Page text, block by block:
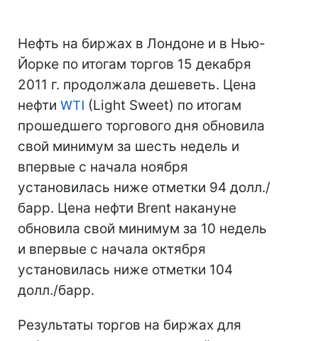
Нефть на биржах в Лондоне и в Нью-
Йорке по итогам торгов 15 декабря
2011 г. продолжала дешеветь. Цена
нефти WTI (Light Sweet) по итогам
прошедшего торгового дня обновила
свой минимум за шесть недель и
впервые с начала ноября
установилась ниже отметки 94 долл./
барр. Цена нефти Brent накануне
обновила свой минимум за 10 недель
и впервые с начала октября
установилась ниже отметки 104
долл./барр.
Результаты торгов на биржах для